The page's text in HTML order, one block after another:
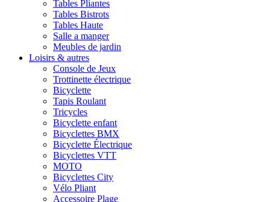
Tables Pliantes
Tables Bistrots
Tables Haute
Salle a manger
Meubles de jardin
Loisirs & autres
Console de Jeux
Trottinette électrique
Bicyclette
Tapis Roulant
Tricycles
Bicyclette enfant
Bicyclettes BMX
Bicyclette Électrique
Bicyclettes VTT
MOTO
Bicyclettes City
Vélo Pliant
Accessoire Plage